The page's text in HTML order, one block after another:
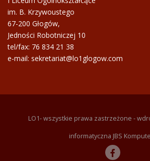
im. B. Krzywoustego
67-200 Głogów,
Jedności Robotniczej 10
tel/fax: 76 834 21 38
e-mail: sekretariat@lo1glogow.com
LO1- wszystkie prawa zastrzeżone -
informatyczna JBS